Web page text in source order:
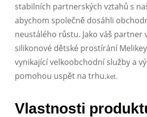
stabilních partnerských vztahů s
abychom společně dosáhli
neustálého růstu. Jako váš partner
silikonové dětské prostírání
vynikající velkoobchodní služby a
pomohou uspět na trhu.ket.
Vlastnosti